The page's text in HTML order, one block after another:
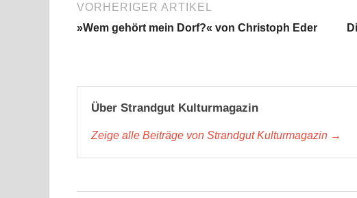
VORHERIGER ARTIKEL
»Wem gehört mein Dorf?« von Christoph Eder
Über Strandgut Kulturmagazin
Zeige alle Beiträge von Strandgut Kulturmagazin →